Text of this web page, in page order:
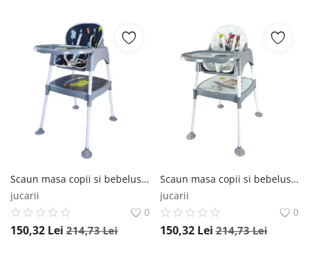
Scaun masa copii si bebelusi, Empria, 3 in 1, multifunctional, transformabil in scaunel si masuta, Diverse modele Empria®
jucarii
0
150,32 Lei 214,73Lei
Scaun masa copii si bebelusi, Empria, 3 in 1, multifunctional, transformabil in scaunel si masuta, Aviator Empria®
jucarii
0
150,32 Lei 214,73Lei